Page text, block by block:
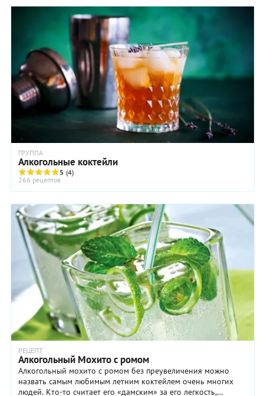
ГРУППА
Алкогольные коктейли
5 (4)
266 рецептов
РЕЦЕПТ
Алкогольный Мохито с ромом
Алкогольный мохито с ромом без преувеличения можно
назвать самым любимым летним коктейлем очень многих
людей. Кто-то считает его «дамским» за его легкость,